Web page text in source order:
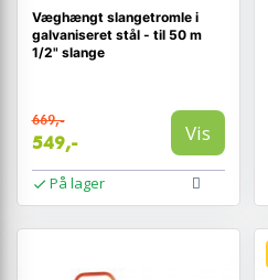
Væghængt slangetromle i
galvaniseret stål - til 50 m
1/2" slange
669,-
549,- Vis
På lager